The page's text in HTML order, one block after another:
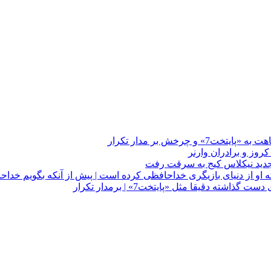
بر مدار تکرار
از دنیای بازیگری خداحافظی کرده است | پیش از آنکه بگویم
مثل «پایتخت7» | برمدار تکرار